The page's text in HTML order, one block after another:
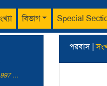
বিভাগ Special
...
পরবাস |